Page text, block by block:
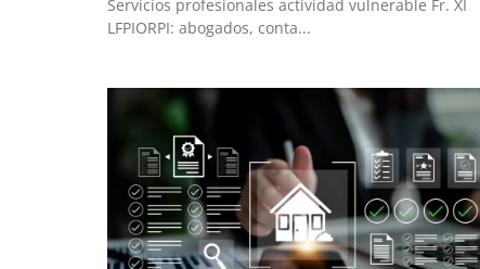
Servicios profesionales actividad vulnerable Fr. XI
LFPIORPI: abogados, conta...